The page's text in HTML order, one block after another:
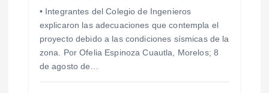
• Integrantes del Colegio de Ingenieros
explicaron las adecuaciones que contempla el
proyecto debido a las condiciones sísmicas de la
zona. Por Ofelia Espinoza Cuautla, Morelos; 8
de agosto de…